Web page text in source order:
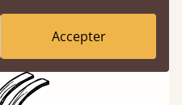
à sa place, pour
garantie.Accepter